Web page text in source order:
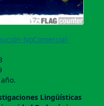
NoComercial-
Lingüí­sticas